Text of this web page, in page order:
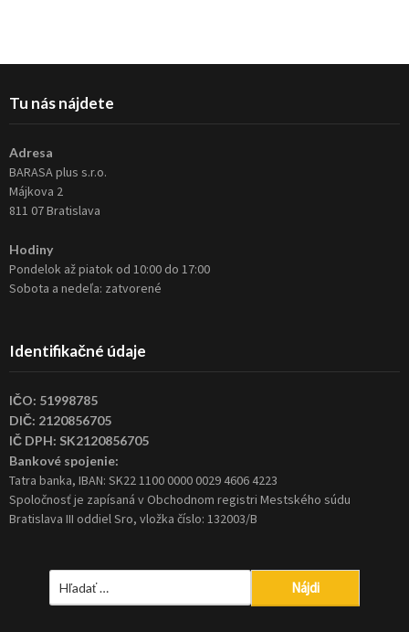
Tu nás nájdete
Adresa
BARASA plus s.r.o.
Májkova 2
811 07 Bratislava
Hodiny
Pondelok až piatok od 10:00 do 17:00
Sobota a nedeľa: zatvorené
Identifikačné údaje
IČO: 51998785
DIČ: 2120856705
IČ DPH: SK2120856705
Bankové spojenie:
Tatra banka, IBAN: SK22 1100 0000 0029 4606 4223
Spoločnosť je zapísaná v Obchodnom registri Mestského súdu
Bratislava III oddiel Sro, vložka číslo: 132003/B